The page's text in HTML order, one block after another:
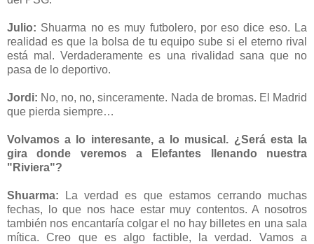
Julio: Shuarma no es muy futbolero, por eso dice eso. La
realidad es que la bolsa de tu equipo sube si el eterno rival
está mal. Verdaderamente es una rivalidad sana que no
pasa de lo deportivo.
Jordi: No, no, no, sinceramente. Nada de bromas. El Madrid
que pierda siempre…
Volvamos a lo interesante, a lo musical. ¿Será esta la
gira donde veremos a Elefantes llenando nuestra
"Riviera"?
Shuarma: La verdad es que estamos cerrando muchas
fechas, lo que nos hace estar muy contentos. A nosotros
también nos encantaría colgar el no hay billetes en una sala
mítica. Creo que es algo factible, la verdad. Vamos a